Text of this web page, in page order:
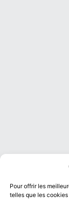
Pour offrir les
telles que les